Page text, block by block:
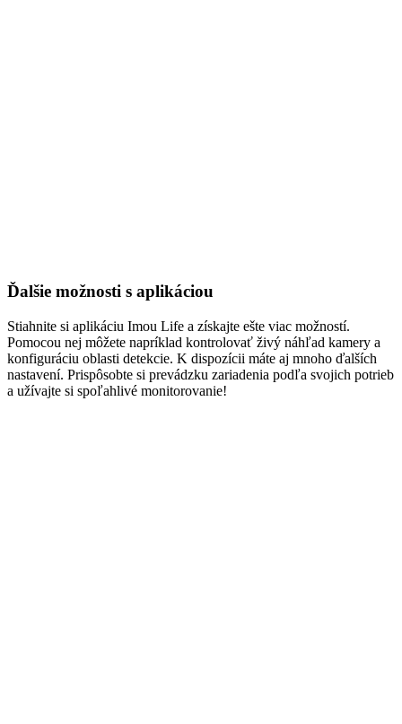
Ďalšie možnosti s aplikáciou
Stiahnite si aplikáciu Imou Life a získajte ešte viac možností.
Pomocou nej môžete napríklad kontrolovať živý náhľad kamery a
konfiguráciu oblasti detekcie. K dispozícii máte aj mnoho ďalších
nastavení. Prispôsobte si prevádzku zariadenia podľa svojich potrieb
a užívajte si spoľahlivé monitorovanie!